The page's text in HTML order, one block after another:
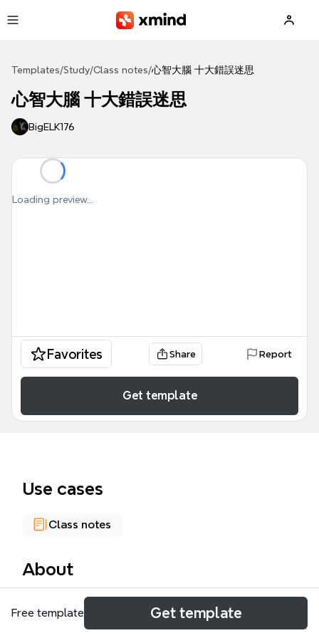
Templates/Study/Class notes/心智大腦 十大錯誤迷思
心智大腦 十大錯誤迷思
BigELK176
Loading preview...
Favorites Share Report
Get template
Use cases
Class notes
About
這份「心智大腦 十大錯誤迷思」心智圖模板，由
BigELK176 製作，旨在破解關於大腦的十大常見迷思。
Free template Get template